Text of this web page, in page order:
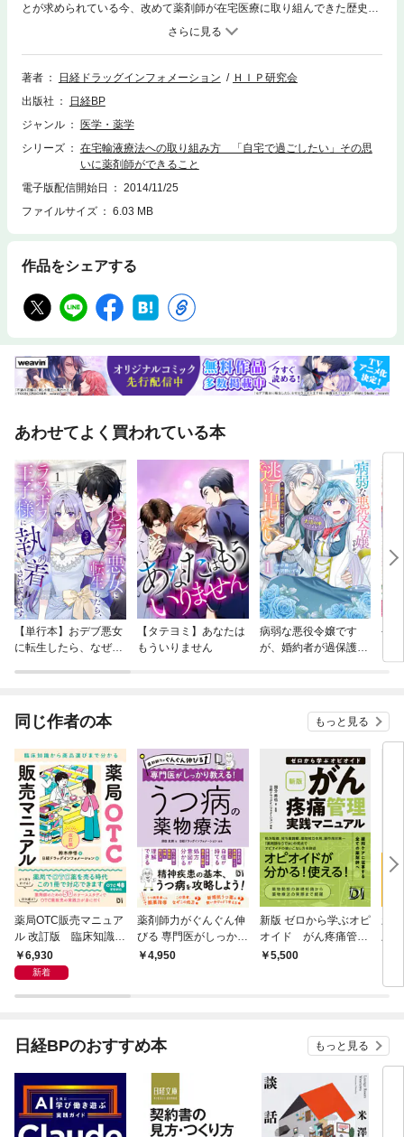
とが求められている今、改めて薬剤師が在宅医療に取り組んできた歴史を
振り返り、薬剤師が関わる在宅医療のあるべき姿と、これからを展望す
る。在宅輸液療法や癌患者の在宅緩和ケアなどに関わる際の、テクニック
から精神論までが包括的に学べる一冊。日経DI 薬剤師「心得」帳シリーズ
の第5弾。【第一章】在宅輸液療法の先駆者たち…日本における在宅の黎
師、薬剤師らによる座談会を中心に、在宅輸液療法の歴史とその中におけ
る薬剤師の役割を振り返り、今後を展望します。【第二章】在宅医療の心
在宅輸液療法や訪問薬剤管理指導に関わってきた薬剤師が、「在宅」を通
して学んだこと、患者、家族との心のふれあいなどについて語ります。
【第三章】薬剤師が在宅医療でできること、取り組むべきこと…HIP研究
のコアメンバーが、在宅輸液療法、無菌調剤や緩和ケアなどを実践するに
際してのスキルとノウハウ、心意気についてまとめました。◆編著者：HI
啓発活動を推進することを目的とした、在宅医療に携わる薬剤師の会。会
著者 日経ドラッグインフォメーション
ＨＩＰ研究会
出版社
日経BP
ジャンル
医学・薬学
シリーズ
在宅輸液療法への取り組み方 「自宅で過ごしたい」その思
いに薬剤師ができること
電子版配信開始日
2014/11/25
ファイルサイズ
6.03 MB
作品をシェアする
あわせてよく買われている本
【単行本】おデブ悪女
に転生したら、なぜか
【タテヨミ】あなたは
もういりません
病弱な悪役令嬢です
が、婚約者が過保護す
公
同じ作者の本 もっと見る
薬局OTC販売マニュア
ル 改訂版 臨床知識か
ら商品選びまで分かる
6,930
新着
薬剤師力がぐんぐん伸
びる 専門医がしっかり
教える！うつ病の薬物
4,950
新版 ゼロから学ぶオピ
オイド がん疼痛管理
実践マニュアル
5,500
新
日経BPのおすすめ本 もっと見る